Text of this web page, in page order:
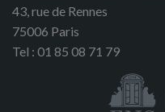
43, rue de Rennes
75006 Paris
Tel : 01 85 08 71 79